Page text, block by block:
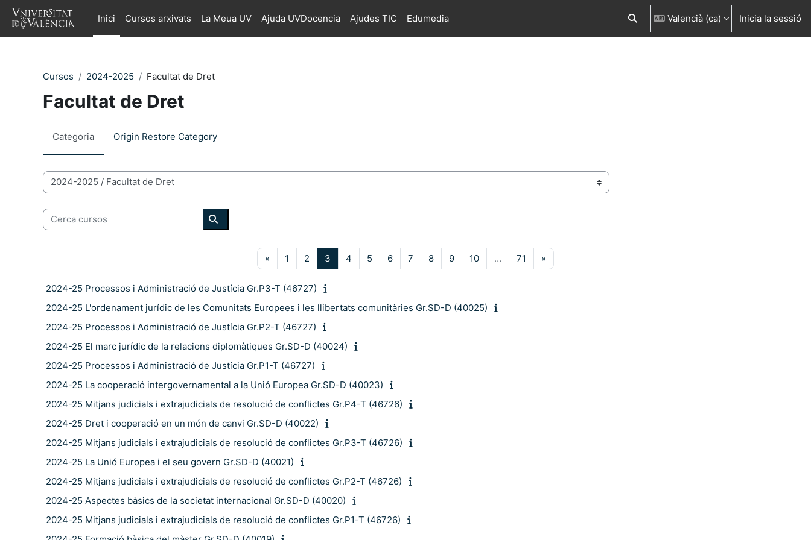
Ves al contingut principal
Inici
Cursos arxivats La Meua UV Ajuda UVDocencia Ajudes TIC Edumedia Commuta l'entrada de la cerca
Valencià ‎(ca)‎ Inicia la sessió
Cursos 2024-2025 Facultat de Dret
Facultat de Dret
Categoria Origin Restore Category
Categories de Cursos
Cerca cursos
Cerca cursos
« Pàgina anterior
1 Pàgina 1
2 Pàgina 2
3 Pàgina 3
4 Pàgina 4
5 Pàgina 5
6Pàgina 6
7 Pàgina 7
8Pàgina 8
9Pàgina 9
10Pàgina 10
… 71 Pàgina 71
»
2024-25 Processos i Administració de Justícia Gr.P3-T (46727)
2024-25 L'ordenament jurídic de les Comunitats Europees i les llibertats comunitàries Gr.SD-D (40025)
2024-25 Processos i Administració de Justícia Gr.P2-T (46727)
2024-25 El marc jurídic de la relacions diplomàtiques Gr.SD-D (40024)
2024-25 Processos i Administració de Justícia Gr.P1-T (46727)
2024-25 La cooperació intergovernamental a la Unió Europea Gr.SD-D (40023)
2024-25 Mitjans judicials i extrajudicials de resolució de conflictes Gr.P4-T (46726)
2024-25 Dret i cooperació en un món de canvi Gr.SD-D (40022)
2024-25 Mitjans judicials i extrajudicials de resolució de conflictes Gr.P3-T (46726)
2024-25 La Unió Europea i el seu govern Gr.SD-D (40021)
2024-25 Mitjans judicials i extrajudicials de resolució de conflictes Gr.P2-T (46726)
2024-25 Aspectes bàsics de la societat internacional Gr.SD-D (40020)
2024-25 Mitjans judicials i extrajudicials de resolució de conflictes Gr.P1-T (46726)